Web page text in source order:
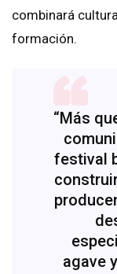
combinará
formación.
“Más
festival
agave